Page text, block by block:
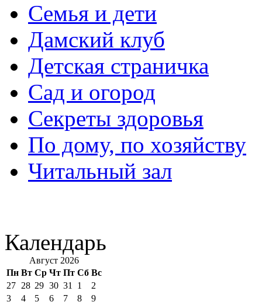
Семья и дети
Дамский клуб
Детская страничка
Сад и огород
Секреты здоровья
По дому, по хозяйству
Читальный зал
Календарь
Август 2026
Пн Вт Ср Чт Пт Сб Вс
27 28 29 30 31 1
2
3
4 5 6 7 8
9